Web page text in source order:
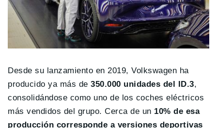
Desde su lanzamiento en 2019, Volkswagen ha
producido ya más de350.000 unidades del ID.3,
consolidándose como uno de los coches eléctricos
más vendidos del grupo. Cerca de un 10% de esa
producción corresponde a versiones deportivas